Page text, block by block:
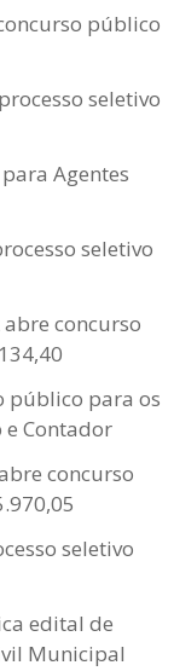
público
seletivo
Agentes
seletivo
abre concurso
público para os
Contador
concurso
seletivo
edital de
Municipal